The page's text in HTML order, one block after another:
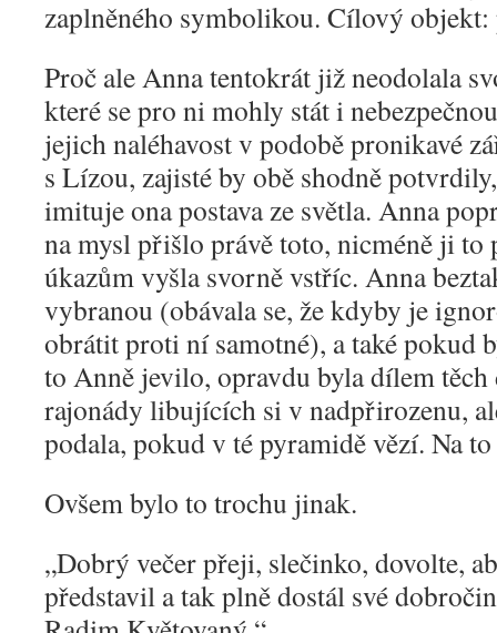
zaplněného symbolikou. Cílový objekt:
Proč ale Anna tentokrát již neodolala
které se pro ni mohly stát i
jejich naléhavost v podobě pronikavé
s Lízou, zajisté by obě shodně
imituje ona postava ze světla. Anna
na mysl přišlo právě toto, nicméně ji
úkazům vyšla svorně vstříc. Anna
vybranou (obávala se, že kdyby je
obrátit proti ní samotné), a také pokud
to Anně jevilo, opravdu byla dílem
rajonády libujících si v nadpřirozenu,
podala, pokud v té pyramidě vězí. Na
Ovšem bylo to trochu jinak.
„Dobrý večer přeji, slečinko, dovolte,
představil a tak plně dostál své